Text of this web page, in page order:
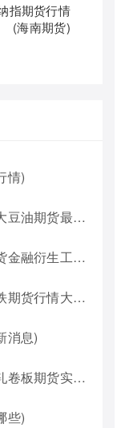
指期货行情
(海南期货)
情)
最新价格行情)
缺点分析报告)
货行情大盘)
消息)
行情最新报价)
些)